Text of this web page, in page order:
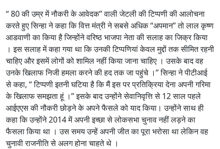
‘‘ 80 की उम्र में नौकरी के आवेदक’’ वाली जेटली की टिप्पणी की आलोचना
करते हुए सिन्हा ने कहा कि वित्त मंत्री ने सबसे अधिक ‘‘अपमान’’ तो लाल कृष्ण
आडवाणी का किया है जिन्होंने वरिष्ठ भाजपा नेता की सलाह का जिक्र किया
। इस सलाह में कहा गया था कि उनकी टिप्पणियां केवल मुद्दों तक सीमित रहनी
चाहिए और इसमें लोगों को शामिल नहीं किया जाना चाहिए । उसके बाद वह
उनके खिलाफ निजी हमला करने की हद तक जा पहुंचे ।’’ सिन्हा ने पीटीआई
से कहा, ‘‘ टिप्पणी इतनी घटिया है कि मैं इस पर प्रतिक्रिया देना अपनी गरिमा
के खिलाफ समझता हूं ।’’ इसके बाद उन्होंने सेवानिवृत्ति से 12 साल पहले
आईएएस की नौकरी छोड़ने के अपने फैसले को याद किया। उन्होंने साथ ही
कहा कि उन्होंने 2014 में अपनी इच्छा से लोकसभा चुनाव नहीं लड़ने का
फैसला किया था । उस समय उन्हें अपनी जीत का पूरा भरोसा था लेकिन वह
चुनावी राजनीति से अलग होना चाहते थे ।